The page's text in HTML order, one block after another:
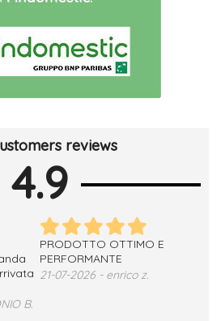
reviews
4.9
B.
PRODOTTO OTTIMO E
PERFORMANTE
21-07-2026 - enrico z.